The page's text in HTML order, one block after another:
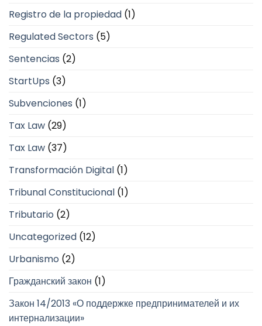
Registro de la propiedad (1)
Regulated Sectors (5)
Sentencias (2)
StartUps (3)
Subvenciones (1)
Tax Law (29)
Tax Law (37)
Transformación Digital (1)
Tribunal Constitucional (1)
Tributario (2)
Uncategorized (12)
Urbanismo (2)
Гражданский закон (1)
Закон 14/2013 «О поддержке предпринимателей и их
интернализации»